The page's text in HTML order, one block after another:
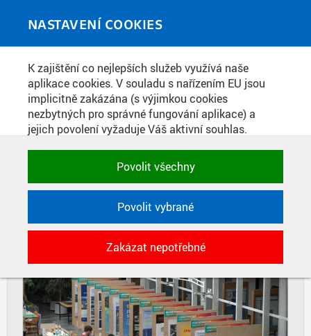
NASTAVENÍ COOKIES
K zajištění co nejlepších služeb využívá naše
aplikace cookies. V souladu s nařízením EU jsou
implicitně zakázána (s výjimkou cookies
nezbytných pro správné fungování aplikace) a
jejich povolení vyžaduje Váš aktivní souhlas.
zakázat, případně vybrat a povolit cookies podle
kategorie. Svoje rozhodnutí můžete samozřejmě
kdykoli změnit.
POTŘEBNÉ
Technické cookies využívané aplikacemi
ČVUT pro uchování jejich nastavení,
vlastností a identifikátorů relace. Jsou
nezbytné pro správné fungování a jsou
vždy aktivní.
Povolit všechny
Povolit vybrané
Zakázat nepotřebné
MEDIATÉKA
You are here
Home Fotografie
HALA ROKU ADVANCED 2025
DIAPOZITIVY DLAŽDICE
CIHLY